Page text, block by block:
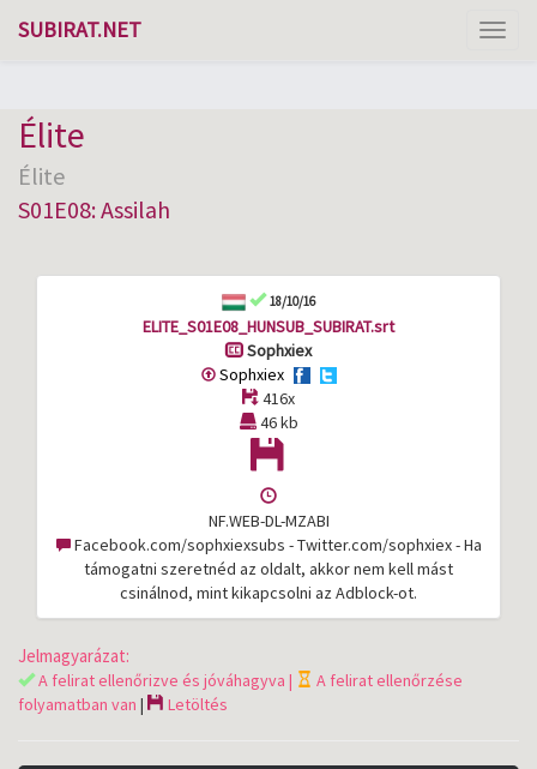
SUBIRAT.NET
Élite
Élite
S01E08: Assilah
18/10/16
ELITE_S01E08_HUNSUB_SUBIRAT.srt
Sophxiex
Sophxiex
416x
46 kb
NF.WEB-DL-MZABI
Facebook.com/sophxiexsubs - Twitter.com/sophxiex - Ha
támogatni szeretnéd az oldalt, akkor nem kell mást
csinálnod, mint kikapcsolni az Adblock-ot.
Jelmagyarázat:
A felirat ellenőrizve és jóváhagyva |
A felirat ellenőrzése
folyamatban van | Letöltés